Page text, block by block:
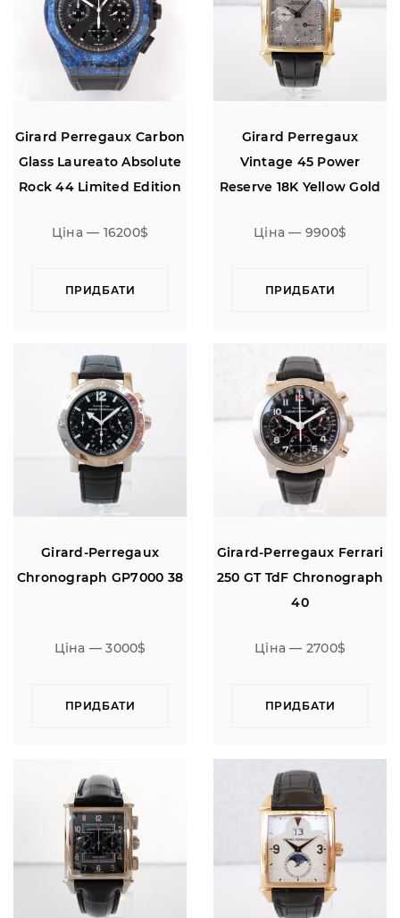
Girard Perregaux Carbon
Glass Laureato Absolute
Rock 44 Limited Edition
Ціна — 16200$
ПРИДБАТИ
Girard Perregaux
Vintage 45 Power
Reserve 18K Yellow Gold
Ціна — 9900$
ПРИДБАТИ
Girard-Perregaux
Chronograph GP7000 38
Ціна — 3000$
ПРИДБАТИ
Girard-Perregaux Ferrari
250 GT TdF Chronograph
40
Ціна — 2700$
ПРИДБАТИ